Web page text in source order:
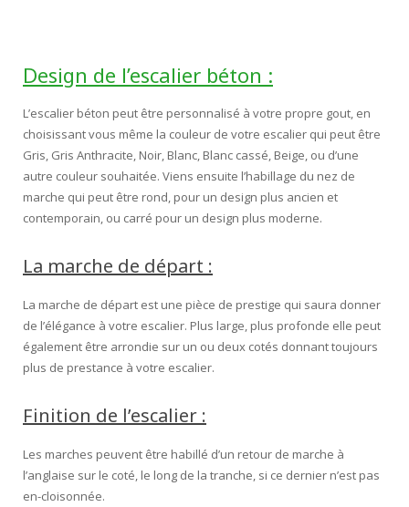
Design de l’escalier béton :
L’escalier béton peut être personnalisé à votre propre gout, en
choisissant vous même la couleur de votre escalier qui peut être
Gris, Gris Anthracite, Noir, Blanc, Blanc cassé, Beige, ou d’une
autre couleur souhaitée. Viens ensuite l’habillage du nez de
marche qui peut être rond, pour un design plus ancien et
contemporain, ou carré pour un design plus moderne.
La marche de départ :
La marche de départ est une pièce de prestige qui saura donner
de l’élégance à votre escalier. Plus large, plus profonde elle peut
également être arrondie sur un ou deux cotés donnant toujours
plus de prestance à votre escalier.
Finition de l’escalier :
Les marches peuvent être habillé d’un retour de marche à
l’anglaise sur le coté, le long de la tranche, si ce dernier n’est pas
en-cloisonnée.